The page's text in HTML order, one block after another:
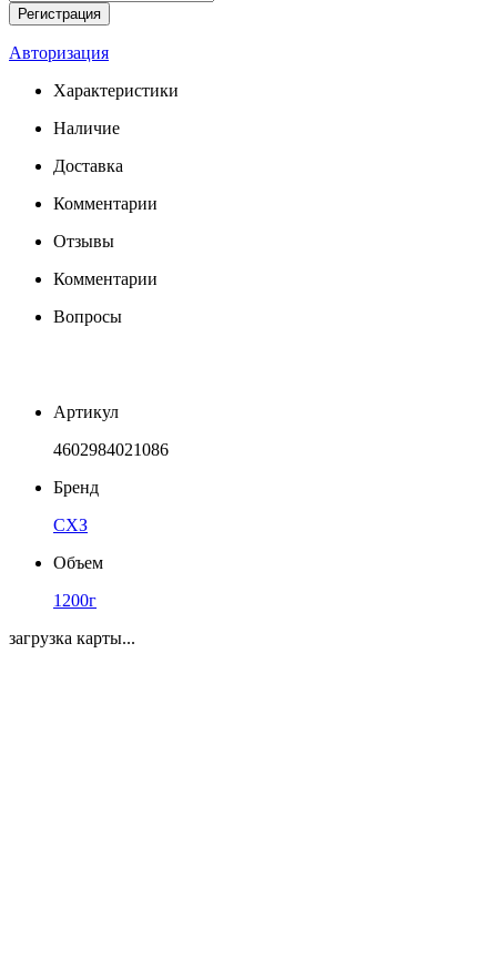
Авторизация
Характеристики
Наличие
Доставка
Комментарии
Отзывы
Комментарии
Вопросы
Артикул
4602984021086
Бренд
СХЗ
Объем
1200г
загрузка карты...